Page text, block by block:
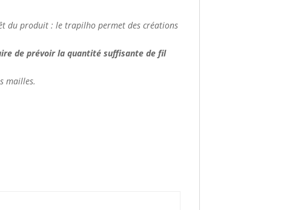
du produit : le trapilho permet des créations
de prévoir la quantité suffisante de fil
mailles.